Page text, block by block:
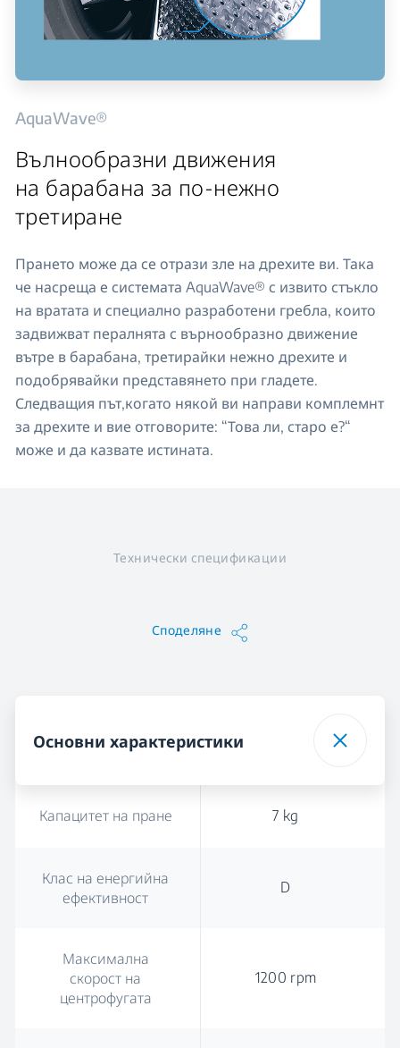
AquaWave®
Вълнообразни движения
на барабана за по-нежно
третиране
Прането може да се отрази зле на дрехите ви. Така
че насреща е системата AquaWave® с извито стъкло
на вратата и специално разработени гребла, които
задвижват пералнята с върнообразно движение
вътре в барабана, третирайки нежно дрехите и
подобрявайки представянето при гладете.
Следващия път,когато някой ви направи комплемнт
за дрехите и вие отговорите: “Това ли, старо е?“
може и да казвате истината.
Технически спецификации
Споделяне
Основни характеристики
Капацитет на пране 7 kg
Клас на енергийна
ефективност
D
Максимална
скорост на
центрофугата
1200 rpm